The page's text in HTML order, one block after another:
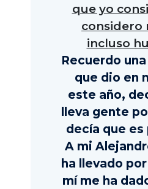
que yo
considero
incluso
Recuerdo
que dio en
este año,
lleva gente
decía que
A mi
ha llevado
mí me ha